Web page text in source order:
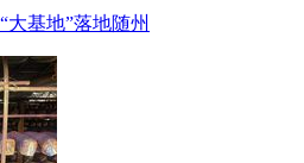
基地”落地随州